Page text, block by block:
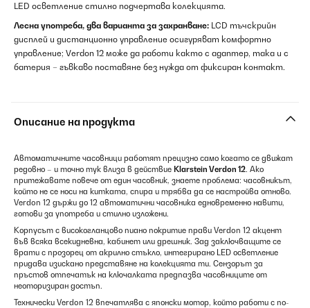
LED осветление стилно подчертава колекцията.
Лесна употреба, два варианта за захранване: LCD тъчскрийн
дисплей и дистанционно управление осигуряват комфортно
управление; Verdon 12 може да работи както с адаптер, така и с
батерия – гъвкаво поставяне без нужда от фиксиран контакт.
Описание на продукта
Автоматичните часовници работят прецизно само когато се движат
редовно – и точно тук влиза в действие Klarstein Verdon 12. Ако
притежавате повече от един часовник, знаете проблема: часовникът,
който не се носи на китката, спира и трябва да се настройва отново.
Verdon 12 държи до 12 автоматични часовника едновременно навити,
готови за употреба и стилно изложени.
Корпусът с високогланцово пиано покритие прави Verdon 12 акцент
във всяка всекидневна, кабинет или дрешник. Зад заключващите се
врати с прозорец от акрилно стъкло, интегрирано LED осветление
придава изискано представяне на колекцията ти. Сензорът за
пръстов отпечатък на ключалката предпазва часовниците от
неоторизиран достъп.
Технически Verdon 12 впечатлява с японски мотор, който работи с по-